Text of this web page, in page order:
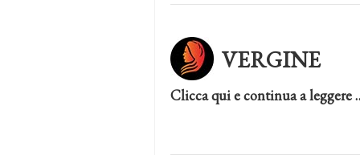
VERGINE
Clicca qui e continua a leggere